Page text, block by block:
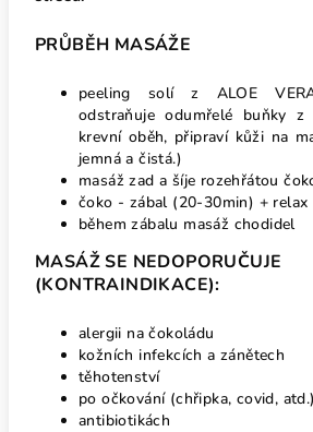
PRŮBĚH MASÁŽE
peeling solí z ALOE
odstraňuje odumřelé buňky z
krevní oběh, připraví kůži na
jemná a čistá.)
masáž zad a šíje rozehřátou
čoko - zábal (20-30min) + relax
během zábalu masáž chodidel
MASÁŽ SE NEDOPORUČUJE
(KONTRAINDIKACE):
alergii na čokoládu
kožních infekcích a zánětech
těhotenství
po očkování (chřipka, covid, atd.)
antibiotikách